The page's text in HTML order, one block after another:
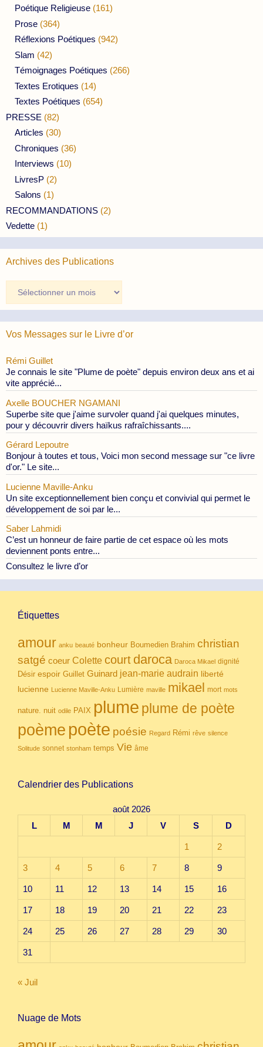
Poétique Religieuse (161)
Prose (364)
Réflexions Poétiques (942)
Slam (42)
Témoignages Poétiques (266)
Textes Erotiques (14)
Textes Poétiques (654)
PRESSE (82)
Articles (30)
Chroniques (36)
Interviews (10)
LivresP (2)
Salons (1)
RECOMMANDATIONS (2)
Vedette (1)
Archives des Publications
des
Publications
Vos Messages sur le Livre d’or
Rémi Guillet
Je connais le site "Plume de poète" depuis environ deux ans et ai
vite apprécié...
Axelle BOUCHER NGAMANI
Superbe site que j'aime survoler quand j'ai quelques minutes,
pour y découvrir divers haïkus rafraîchissants....
Gérard Lepoutre
Bonjour à toutes et tous, Voici mon second message sur "ce livre
d'or." Le site...
Lucienne Maville-Anku
Un site exceptionnellement bien conçu et convivial qui permet le
développement de soi par le...
Saber Lahmidi
C’est un honneur de faire partie de cet espace où les mots
deviennent ponts entre...
Consultez le livre d’or
Étiquettes
amour anku beauté bonheur Boumedien Brahim christian
satgé coeur Colette court daroca Daroca Mikael dignité
Désir espoir Guillet Guinard jean-marie audrain liberté
lucienne Lucienne Maville-Anku Lumière maville mikael mort mots
nature. nuit odile PAIX plume plume de poète
poème poète poésie Regard Rémi rêve silence
Solitude sonnet stonham temps Vie âme
Calendrier des Publications
août 2026
L
M M J V S D
1 2
3 4 5 6 7 8 9
10 11 12 13 14 15 16
17 18 19 20 21 22 23
24 25 26 27 28 29 30
31
« Juil
Nuage de Mots